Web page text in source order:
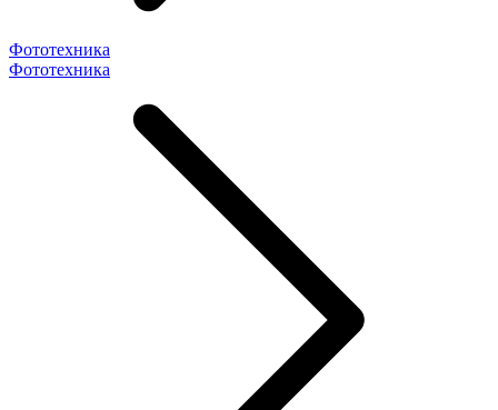
Фототехника
Фототехника